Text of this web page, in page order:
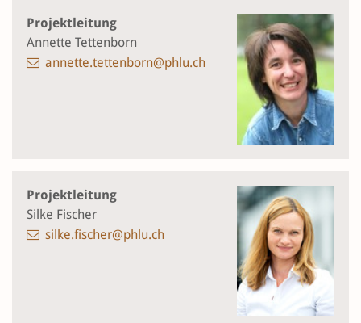
Projektleitung
Annette Tettenborn
annette.tettenborn@phlu.ch
Projektleitung
Silke Fischer
silke.fischer@phlu.ch